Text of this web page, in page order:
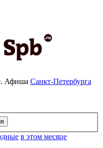
Афиша Санкт-Петербурга
в этом месяце